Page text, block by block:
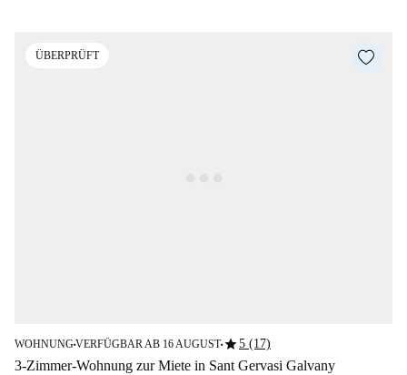
ÜBERPRÜFT
WOHNUNG■VERFÜGBAR AB 16 AUGUST■star5 (17)
3-Zimmer-Wohnung zur Miete in Sant Gervasi Galvany